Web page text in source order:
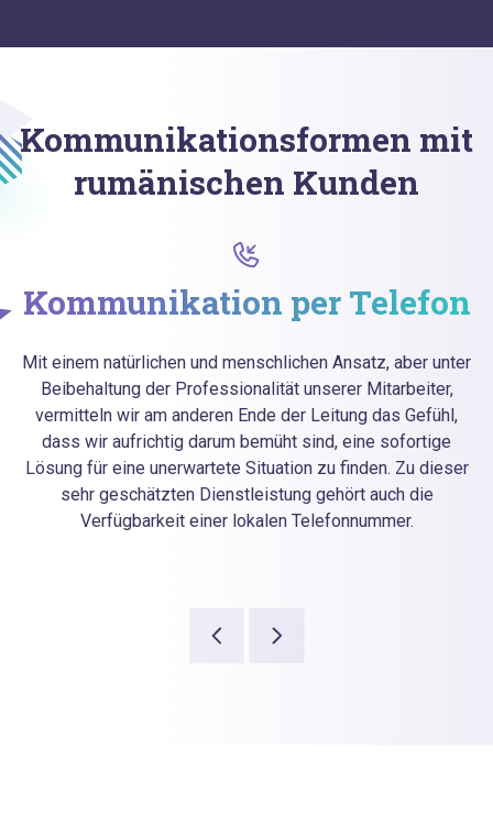
Kommunikationsformen mit
rumänischen Kunden
Kommunikation per Telefon
Mit einem natürlichen und menschlichen Ansatz, aber unter
Beibehaltung der Professionalität unserer Mitarbeiter,
vermitteln wir am anderen Ende der Leitung das Gefühl,
dass wir aufrichtig darum bemüht sind, eine sofortige
Lösung für eine unerwartete Situation zu finden. Zu dieser
sehr geschätzten Dienstleistung gehört auch die
Verfügbarkeit einer lokalen Telefonnummer.